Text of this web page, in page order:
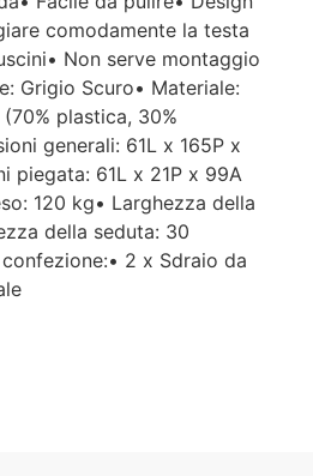
comodamente la testa
Non serve montaggio
Grigio Scuro• Materiale:
plastica, 30%
generali: 61L x 165P x
piegata: 61L x 21P x 99A
120 kg• Larghezza della
della seduta: 30
2 x Sdraio da